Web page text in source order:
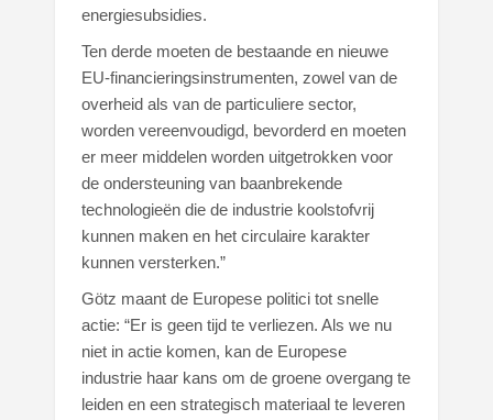
energiesubsidies.
Ten derde moeten de bestaande en nieuwe
EU-financieringsinstrumenten, zowel van de
overheid als van de particuliere sector,
worden vereenvoudigd, bevorderd en moeten
er meer middelen worden uitgetrokken voor
de ondersteuning van baanbrekende
technologieën die de industrie koolstofvrij
kunnen maken en het circulaire karakter
kunnen versterken.”
Götz maant de Europese politici tot snelle
actie: “Er is geen tijd te verliezen. Als we nu
niet in actie komen, kan de Europese
industrie haar kans om de groene overgang te
leiden en een strategisch materiaal te leveren